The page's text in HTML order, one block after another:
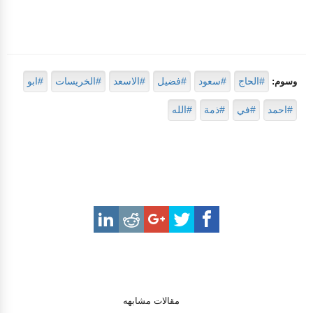
وسوم: #الحاج #سعود #فضيل #الاسعد #الخريسات #ابو
#احمد #في #ذمة #الله
مقالات مشابهه